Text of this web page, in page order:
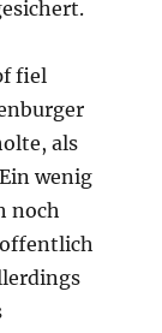
fiel
als
wenig
noch